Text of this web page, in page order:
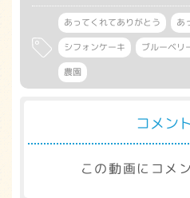
あってくれてありがとう
あ
シフォンケーキ
ブルーベリ
農園
コメン
この動画にコメ